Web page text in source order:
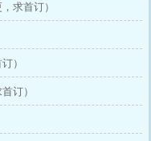
求首订）
）
订）